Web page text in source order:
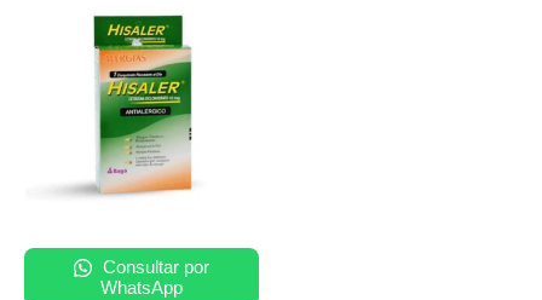
Consultar por
WhatsApp